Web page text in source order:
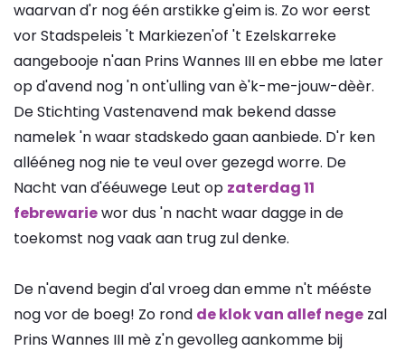
waarvan d'r nog één arstikke g'eim is. Zo wor eerst
vor Stadspeleis 't Markiezen'of 't Ezelskarreke
aangebooje n'aan Prins Wannes III en ebbe me later
op d'avend nog 'n ont'ulling van è'k-me-jouw-dèèr.
De Stichting Vastenavend mak bekend dasse
namelek 'n waar stadskedo gaan aanbiede. D'r ken
allééneg nog nie te veul over gezegd worre. De
Nacht van d'ééuwege Leut op zaterdag 11
febrewariewor dus 'n nacht waar dagge in de
toekomst nog vaak aan trug zul denke.
De n'avend begin d'al vroeg dan emme n't mééste
nog vor de boeg! Zo rond de klok van allef nege zal
Prins Wannes III mè z'n gevolleg aankomme bij